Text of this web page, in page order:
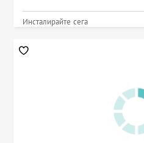
Инсталирайте сега